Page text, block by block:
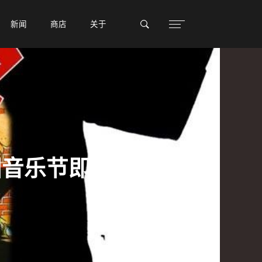
新闻
新闻 商店
商店 关于
关于
乐节即将开始